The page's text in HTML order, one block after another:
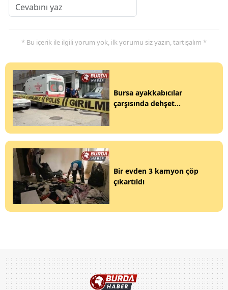
* Bu içerik ile ilgili yorum yok, ilk yorumu siz yazın, tartışalım *
Bursa ayakkabıcılar
çarşısında dehşet...
Bir evden 3 kamyon çöp
çıkartıldı